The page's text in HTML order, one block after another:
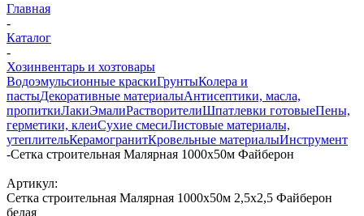
Главная
-
Каталог
-
Хозинвентарь и хозтовары
Водоэмульсионные краскиГрунтыКолера и
пастыДекоративные материалыАнтисептики, масла,
пропиткиЛакиЭмалиРастворителиШпатлевки готовыеПены,
герметики, клеиСухие смесиЛистовые материалы,
утеплительКерамогранитКровельные материалыИнструмент
-Сетка строительная Малярная 1000х50м Файберон
Артикул:
Сетка строительная Малярная 1000х50м 2,5х2,5 Файберон
белая